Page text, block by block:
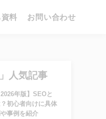
料 お問い合わせ
人気記事
2026年版】SEOと
初心者向けに具体
事例を紹介